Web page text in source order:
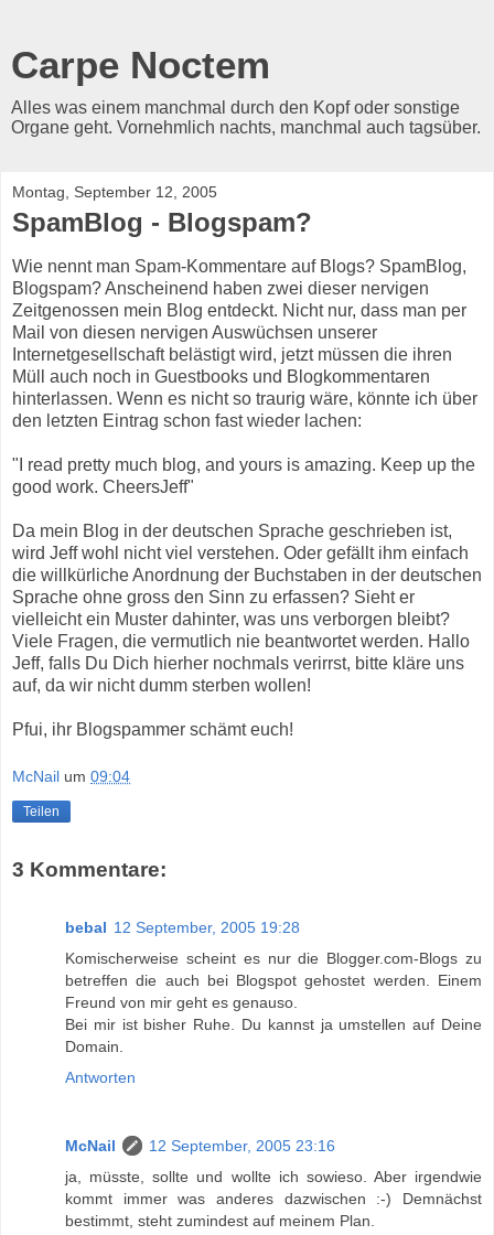
Carpe Noctem
Alles was einem manchmal durch den Kopf oder sonstige
Organe geht. Vornehmlich nachts, manchmal auch tagsüber.
Montag, September 12, 2005
SpamBlog - Blogspam?
Wie nennt man Spam-Kommentare auf Blogs? SpamBlog,
Blogspam? Anscheinend haben zwei dieser nervigen
Zeitgenossen mein Blog entdeckt. Nicht nur, dass man per
Mail von diesen nervigen Auswüchsen unserer
Internetgesellschaft belästigt wird, jetzt müssen die ihren
Müll auch noch in Guestbooks und Blogkommentaren
hinterlassen. Wenn es nicht so traurig wäre, könnte ich über
den letzten Eintrag schon fast wieder lachen:
"I read pretty much blog, and yours is amazing. Keep up the
good work. CheersJeff"
Da mein Blog in der deutschen Sprache geschrieben ist,
wird Jeff wohl nicht viel verstehen. Oder gefällt ihm einfach
die willkürliche Anordnung der Buchstaben in der deutschen
Sprache ohne gross den Sinn zu erfassen? Sieht er
vielleicht ein Muster dahinter, was uns verborgen bleibt?
Viele Fragen, die vermutlich nie beantwortet werden. Hallo
Jeff, falls Du Dich hierher nochmals verirrst, bitte kläre uns
auf, da wir nicht dumm sterben wollen!
Pfui, ihr Blogspammer schämt euch!
McNail um 09:04
Teilen
3 Kommentare:
bebal 12 September, 2005 19:28
Komischerweise scheint es nur die Blogger.com-Blogs zu
betreffen die auch bei Blogspot gehostet werden. Einem
Freund von mir geht es genauso.
Bei mir ist bisher Ruhe. Du kannst ja umstellen auf Deine
Domain.
Antworten
McNail
12 September, 2005 23:16
ja, müsste, sollte und wollte ich sowieso. Aber irgendwie
kommt immer was anderes dazwischen :-) Demnächst
bestimmt, steht zumindest auf meinem Plan.